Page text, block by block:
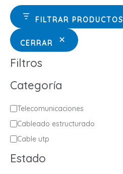
FILTRAR PRODUCTOS
CERRAR
Filtros
Categoría
C
a
t
g
Telecomunicaciones
Cableado estructurado
Cable utp
Estado